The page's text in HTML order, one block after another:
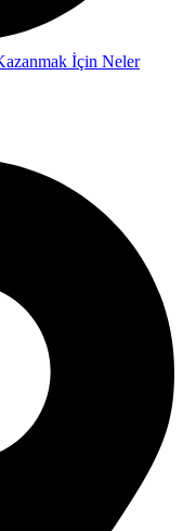
İçin Neler